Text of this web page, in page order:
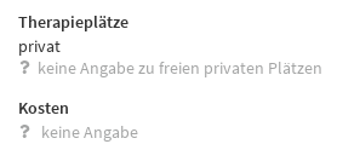
Therapieplätze
privat
keine Angabe zu freien privaten Plätzen
Kosten
keine Angabe